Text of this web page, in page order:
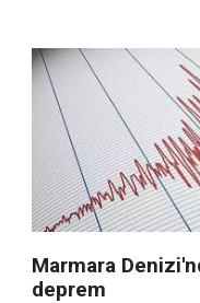
Marmara
deprem